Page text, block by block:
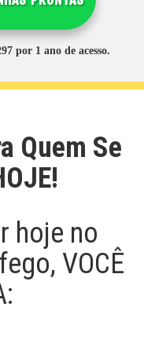
por 1 ano de acesso.
Quem Se
hoje no
VOCÊ